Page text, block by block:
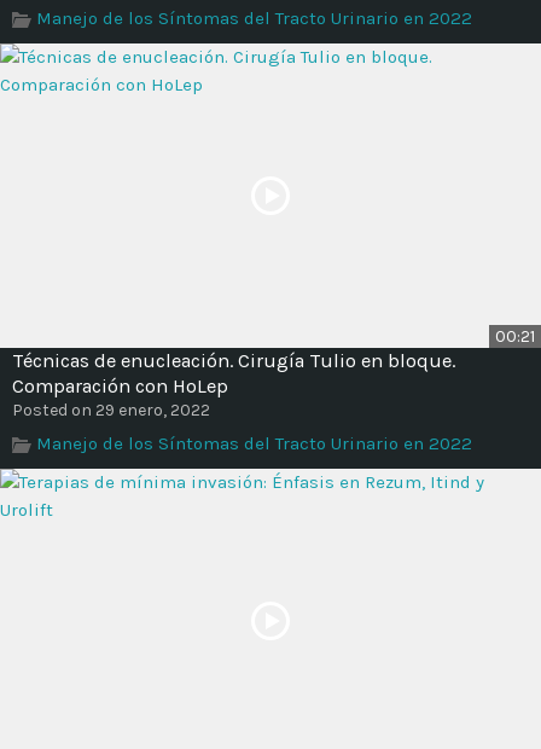
Manejo de los Síntomas del Tracto Urinario en 2022
00:21
Técnicas de enucleación. Cirugía Tulio en bloque.
Comparación con HoLep
Posted on 29 enero, 2022
Manejo de los Síntomas del Tracto Urinario en 2022